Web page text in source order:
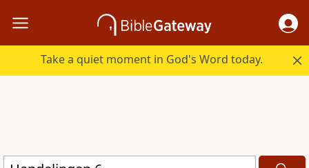
Take a quiet moment in God's Word today.